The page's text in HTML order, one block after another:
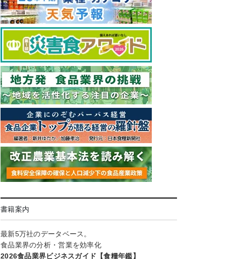
書籍案内
最新5万社のデータベース。
食品業界の分析・営業を効率化
2026食品業界ビジネスガイド【食糧年鑑】